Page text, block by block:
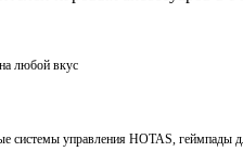
любой вкус
системы управления HOTAS, геймпады